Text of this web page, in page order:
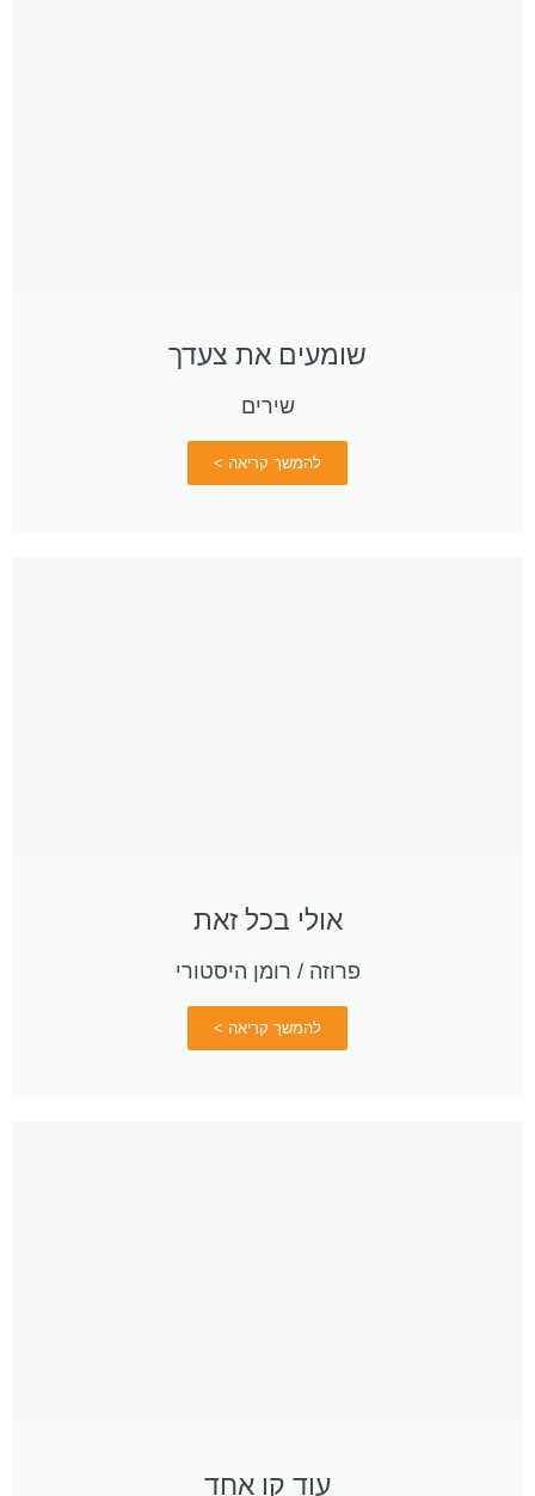
שומעים את צעדך
שירים
להמשך קריאה >
אולי בכל זאת
פרוזה / רומן היסטורי
להמשך קריאה >
עוד קו אחד